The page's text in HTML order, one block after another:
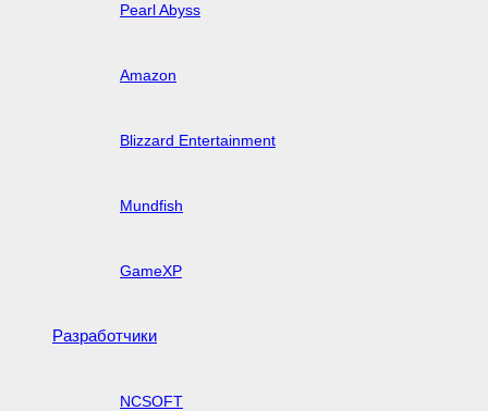
Pearl Abyss
Amazon
Blizzard Entertainment
Mundfish
GameXP
Разработчики
NCSOFT